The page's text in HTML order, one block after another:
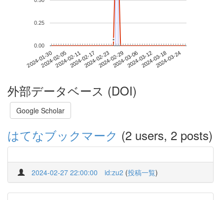
2024-01-302024-02-052024-02-112024-02-172024-02-232024-02-292024-03-062024-03-122024-03-182024-03-24
0.00
0.25
**
外部データベース (DOI)
Google Scholar
はてなブックマーク (2 users, 2 posts)
2024-02-27 22:00:00 id:zu2 (投稿一覧)